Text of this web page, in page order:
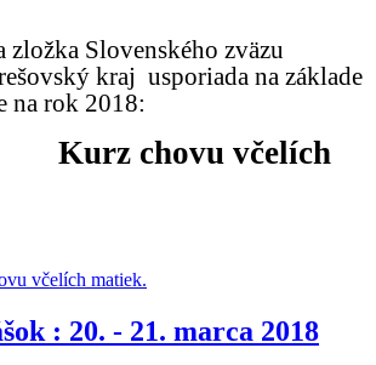
zložka Slovenského zväzu
kraj usporiada na základe
na rok 2018:
Kurz chovu včelích
včelích matiek.
: 20. - 21. marca 2018